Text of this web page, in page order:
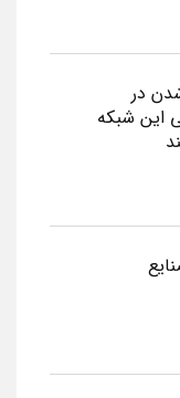
در
این شبکه